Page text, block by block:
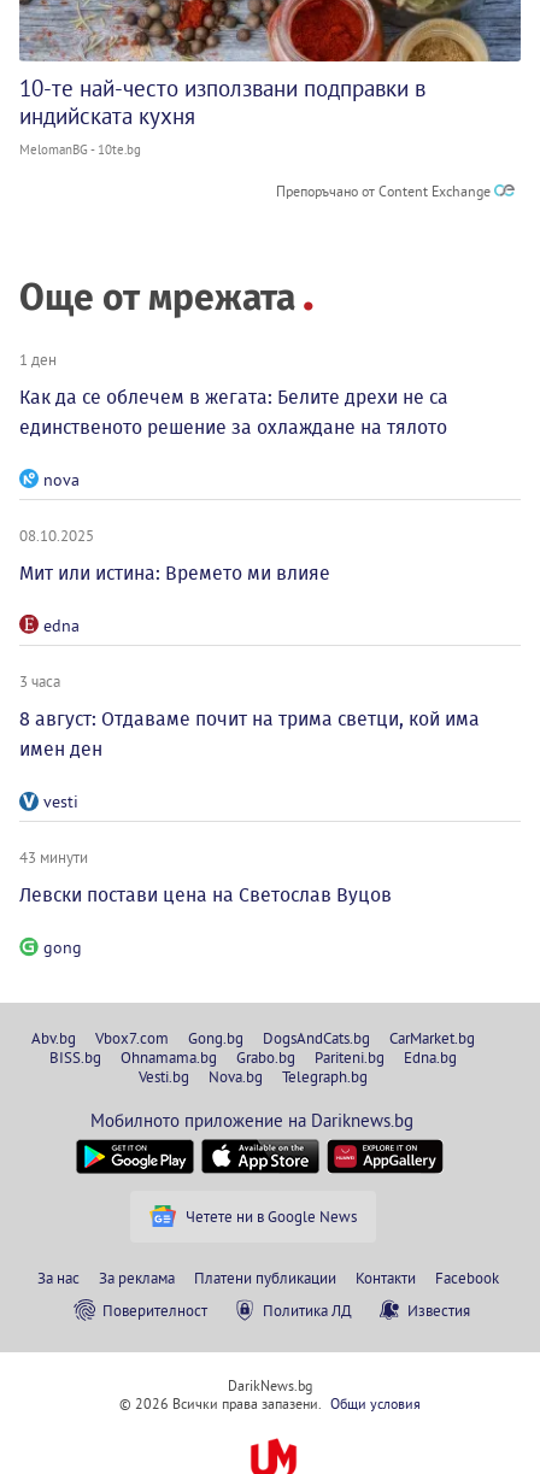
10-те най-често използвани подправки в
индийската кухня
MelomanBG - 10te.bg
Препоръчано от Content Exchange
Още от мрежата
1 ден
Как да се облечем в жегата: Белите дрехи не са
единственото решение за охлаждане на тялото
nova
08.10.2025
Мит или истина: Времето ми влияе
edna
3 часа
8 август: Отдаваме почит на трима светци, кой има
имен ден
vesti
43 минути
Левски постави цена на Светослав Вуцов
gong
Abv.bg Vbox7.com Gong.bg DogsAndCats.bg
CarMarket.bg
BISS.bg
Ohnamama.bg Grabo.bg Pariteni.bg
Edna.bg
Vesti.bg
Nova.bg Telegraph.bg
Мобилното приложение на Dariknews.bg
Четете ни в Google News
За нас За реклама Платени публикации Контакти
Facebook
Поверителност
Политика ЛД Известия
DarikNews.bg
© 2026 Всички права запазени.
Общи условия